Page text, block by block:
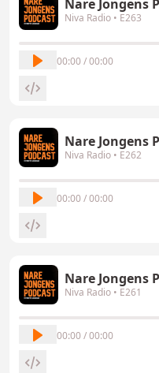
Niva Radio • E263
00:00 / 00:00
Nare Jongens
Niva Radio • E262
00:00 / 00:00
Niva Radio • E261
00:00 / 00:00